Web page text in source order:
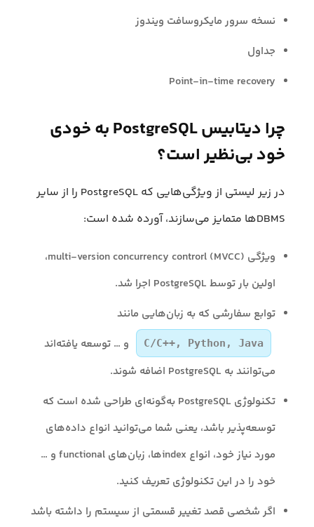
نسخه سرور مایکروسافت ویندوز
جداول
Point-in-time recovery
چرا دیتابیس PostgreSQL به خودی
خود بی‌نظیر است؟
در زیر لیستی از ویژگی‌هایی که PostgreSQL را از سایر
DBMSها متمایز می‌سازند، آورده شده است:
ویژگی multi-version concurrency controrl (MVCC)،
اولین بار توسط PostgreSQL اجرا شد.
توابع سفارشی که به زبان‌هایی مانند
C/C++, Python, Java
و … توسعه یافته‌اند
می‌توانند به PostgreSQL اضافه شوند.
تکنولوژی PostgreSQL به‌گونه‌ای طراحی شده است که
توسعه‌پذیر باشد، یعنی شما می‌توانید انواع داده‌های
مورد نیاز خود، انواع indexها، زبان‌های functional و …
خود را در این تکنولوژی تعریف کنید.
اگر شخصی قصد تغییر قسمتی از سیستم را داشته باشد